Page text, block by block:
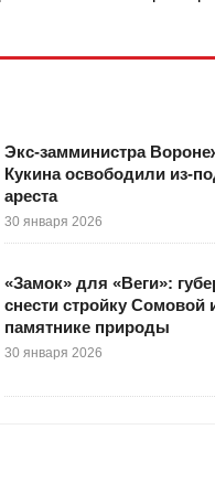
Экс-замминистра
Кукина освободили из-
ареста
30 января 2026
«Замок» для «Веги»:
снести стройку Сомовой
памятнике природы
30 января 2026